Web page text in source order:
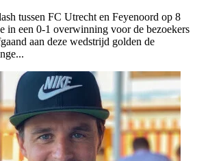
tussen FC Utrecht en Feyenoord op 8
in een 0-1 overwinning voor de bezoekers
aan deze wedstrijd golden de